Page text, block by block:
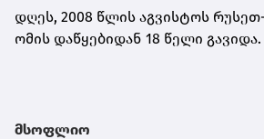
დღეს, 2008 წლის აგვისტოს
ომის დაწყებიდან 18 წელი გავიდა.
მსოფლიო